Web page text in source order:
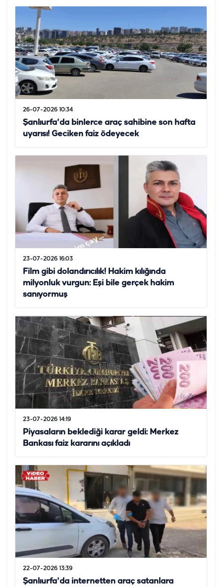
26-07-2026 10:34
Şanlıurfa'da binlerce araç sahibine son hafta
uyarısı! Geciken faiz ödeyecek
23-07-2026 16:03
Film gibi dolandırıcılık! Hakim kılığında
milyonluk vurgun: Eşi bile gerçek hakim
sanıyormuş
23-07-2026 14:19
Piyasaların beklediği karar geldi: Merkez
Bankası faiz kararını açıkladı
22-07-2026 13:39
Şanlıurfa'da internetten araç satanlara